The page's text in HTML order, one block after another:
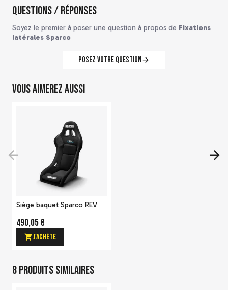
Questions / Réponses
Soyez le premier à poser une question à propos de Fixations
latérales Sparco
Posez votre question
Vous aimerez aussi
Siège baquet Sparco REV
490,05 €
J'achète
8 produits similaires